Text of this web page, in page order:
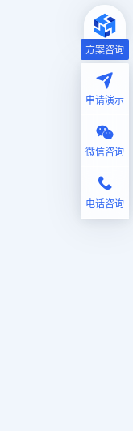
方案咨询
申请演示
微信咨询
电话咨询